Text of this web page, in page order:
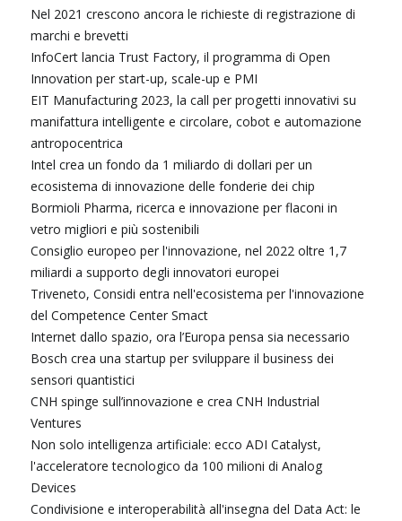
Nel 2021 crescono ancora le richieste di registrazione di
marchi e brevetti
InfoCert lancia Trust Factory, il programma di Open
Innovation per start-up, scale-up e PMI
EIT Manufacturing 2023, la call per progetti innovativi su
manifattura intelligente e circolare, cobot e automazione
antropocentrica
Intel crea un fondo da 1 miliardo di dollari per un
ecosistema di innovazione delle fonderie dei chip
Bormioli Pharma, ricerca e innovazione per flaconi in
vetro migliori e più sostenibili
Consiglio europeo per l'innovazione, nel 2022 oltre 1,7
miliardi a supporto degli innovatori europei
Triveneto, Considi entra nell'ecosistema per l'innovazione
del Competence Center Smact
Internet dallo spazio, ora l’Europa pensa sia necessario
Bosch crea una startup per sviluppare il business dei
sensori quantistici
CNH spinge sull’innovazione e crea CNH Industrial
Ventures
Non solo intelligenza artificiale: ecco ADI Catalyst,
l'acceleratore tecnologico da 100 milioni di Analog
Devices
Condivisione e interoperabilità all'insegna del Data Act: le